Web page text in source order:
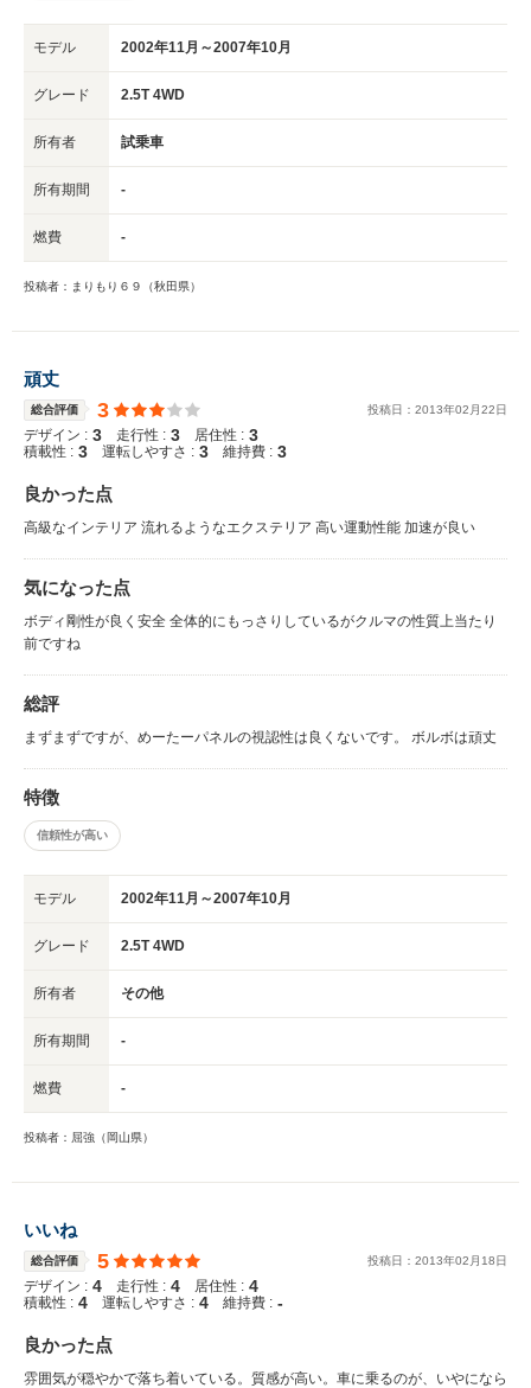
モデル 2002年11月～2007年10月
グレード 2.5T 4WD
所有者 試乗車
所有期間 -
燃費 -
投稿者：まりもり６９（秋田県）
頑丈
総合評価 3 投稿日： 2013年02 月22日
デザイン : 3 走行性 : 3 居住性 : 3
積載性 : 3 運転しやすさ : 3 維持費 : 3
良かった点
高級なインテリア 流れるようなエクステリア 高い運動性能 加速が良い
気になった点
ボディ剛性が良く安全 全体的にもっさりしているがクルマの性質上当たり
前ですね
総評
まずまずですが、めーたーパネルの視認性は良くないです。 ボルボは頑丈
特徴
信頼性が高い
モデル 2002年11月～2007年10月
グレード 2.5T 4WD
所有者 その他
所有期間 -
燃費 -
投稿者：屈強（岡山県）
いいね
総合評価 5 投稿日： 2013年02 月 18日
デザイン : 4 走行性 : 4 居住性 : 4
積載性 : 4 運転しやすさ : 4 維持費 : -
良かった点
雰囲気が穏やかで落ち着いている。質感が高い。車に乗るのが、いやになら